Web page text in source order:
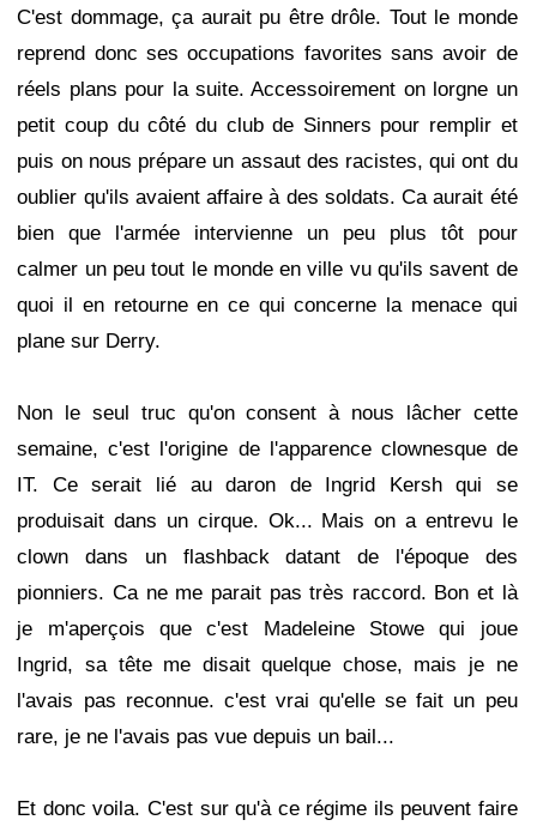
C'est dommage, ça aurait pu être drôle. Tout le monde
reprend donc ses occupations favorites sans avoir de
réels plans pour la suite. Accessoirement on lorgne un
petit coup du côté du club de Sinners pour remplir et
puis on nous prépare un assaut des racistes, qui ont du
oublier qu'ils avaient affaire à des soldats. Ca aurait été
bien que l'armée intervienne un peu plus tôt pour
calmer un peu tout le monde en ville vu qu'ils savent de
quoi il en retourne en ce qui concerne la menace qui
plane sur Derry.
Non le seul truc qu'on consent à nous lâcher cette
semaine, c'est l'origine de l'apparence clownesque de
IT. Ce serait lié au daron de Ingrid Kersh qui se
produisait dans un cirque. Ok... Mais on a entrevu le
clown dans un flashback datant de l'époque des
pionniers. Ca ne me parait pas très raccord. Bon et là
je m'aperçois que c'est Madeleine Stowe qui joue
Ingrid, sa tête me disait quelque chose, mais je ne
l'avais pas reconnue. c'est vrai qu'elle se fait un peu
rare, je ne l'avais pas vue depuis un bail...
Et donc voila. C'est sur qu'à ce régime ils peuvent faire